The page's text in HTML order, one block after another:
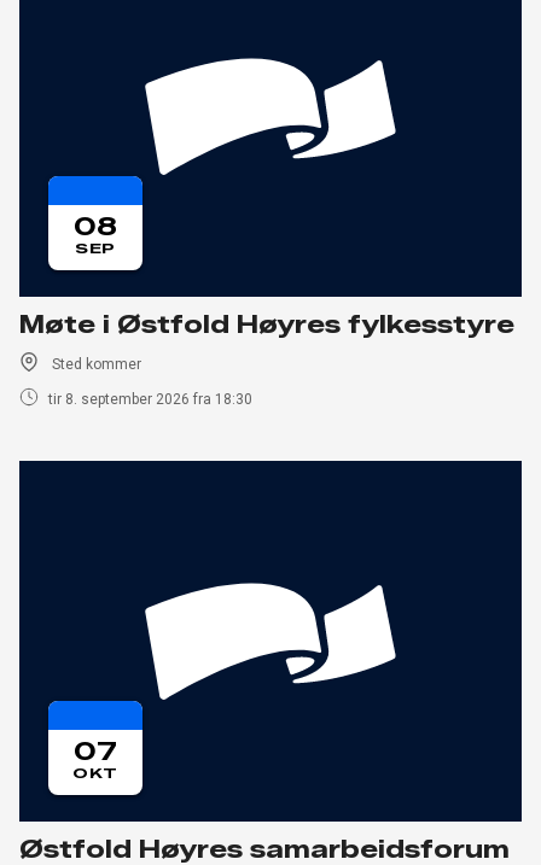
08
SEP
Møte i Østfold Høyres fylkesstyre
Sted kommer
tir 8. september 2026 fra 18:30
07
OKT
Østfold Høyres samarbeidsforum